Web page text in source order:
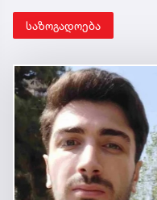
საზოგადოება